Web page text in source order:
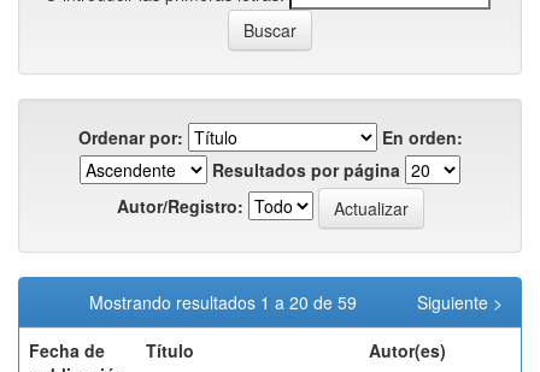
Ordenar por:
En orden:
Resultados por página
Autor/Registro:
Mostrando resultados 1 a 20 de 59
Siguiente >
Fecha de
Título Autor(es)